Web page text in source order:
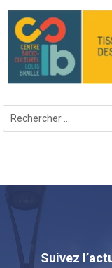
Suivez